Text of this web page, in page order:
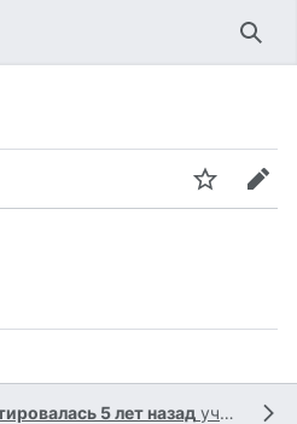
Следить
5 лет назад участником